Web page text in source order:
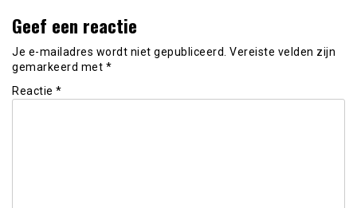
Geef een reactie
Je e-mailadres wordt niet gepubliceerd. Vereiste velden zijn
gemarkeerd met *
Reactie *